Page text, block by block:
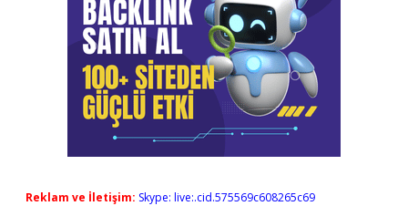
Reklam ve İletişim: Skype: live:.cid.575569c608265c69